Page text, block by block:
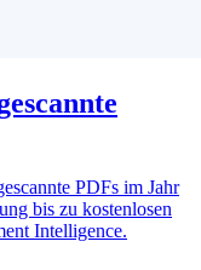
PDFs im Jahr
bis zu kostenlosen
Intelligence.